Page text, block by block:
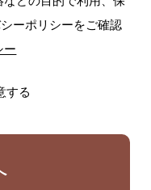
ーポリシーをご確認
ー
する